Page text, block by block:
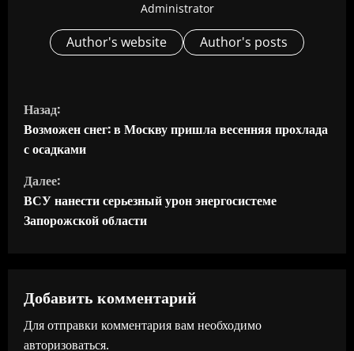
Administrator
Author's website Author's posts
П
р
о
д
о
ж
и
Назад:
Возможен снег: в Москву пришла весенняя прохлада
с осадками
Далее:
ВСУ нанести серьезный урон энергосистеме
Запорожской области
Добавить комментарий
Для отправки комментария вам необходимо
авторизоваться.